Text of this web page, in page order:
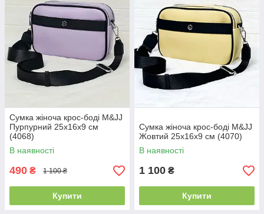
Сумка жіноча крос-боді M&JJ
Пурпурний 25х16х9 см
(4068)
В наявності
490 ₴ 1 100 ₴
Купити
Сумка жіноча крос-боді M&JJ
Жовтий 25х16х9 см (4070)
В наявності
1 100 ₴
Купити